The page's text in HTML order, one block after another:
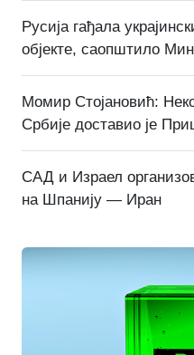
Русија гађала
објекте, саопштило
Момир Стојановић:
Србије доставио је
САД и Израел
на Шпанију — Иран